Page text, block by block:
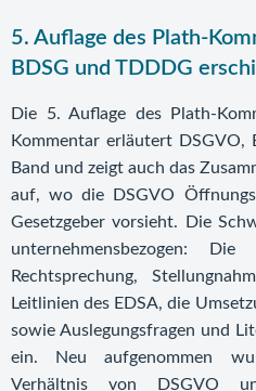
5. Auflage des Plath-
BDSG und TDDDG
Die 5. Auflage des Plath-
Kommentar erläutert DSGVO,
Band und zeigt auch das
auf, wo die DSGVO
Gesetzgeber vorsieht. Die
unternehmensbezogen:
Rechtsprechung,
Leitlinien des EDSA, die
sowie Auslegungsfragen und
ein. Neu aufgenommen
Verhältnis von DSGVO